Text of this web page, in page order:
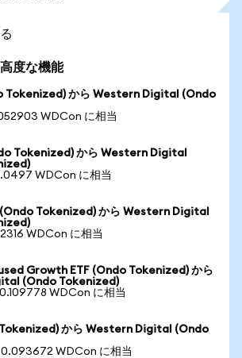
度な機能
Tokenized) から Western Digital (Ondo
WDCon に相当
Tokenized) から Western Digital
WDCon に相当
Tokenized) から Western Digital
WDCon に相当
Growth ETF (Ondo Tokenized) から
(Ondo Tokenized)
WDCon に相当
から Western Digital (Ondo
0.093672 WDCon に相当